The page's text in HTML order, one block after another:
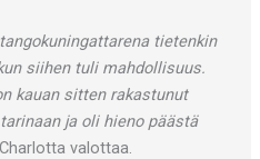
tietenkin
siihen tuli mahdollisuus.
kauan sitten rakastunut
ja oli hieno päästä
valottaa.